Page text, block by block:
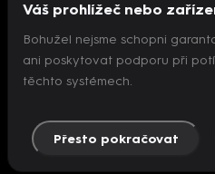
Nepodařilo se
Váš prohlížeč nebo
Bohužel nejsme schopni
ani poskytovat podporu při
těchto systémech.
Přesto pokračovat